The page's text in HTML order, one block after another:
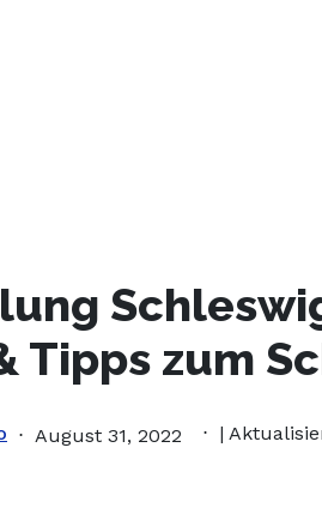
Tipps zum
August 31, 2022 |